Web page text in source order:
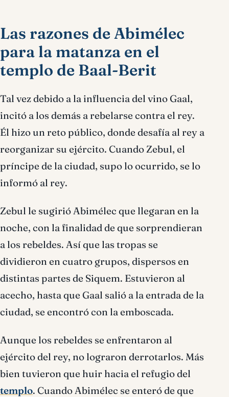
Las razones de Abimélec
para la matanza en el
templo de Baal-Berit
Tal vez debido a la influencia del vino Gaal,
incitó a los demás a rebelarse contra el rey.
Él hizo un reto público, donde desafía al rey a
reorganizar su ejército. Cuando Zebul, el
príncipe de la ciudad, supo lo ocurrido, se lo
informó al rey.
Zebul le sugirió Abimélec que llegaran en la
noche, con la finalidad de que sorprendieran
a los rebeldes. Así que las tropas se
dividieron en cuatro grupos, dispersos en
distintas partes de Siquem. Estuvieron al
acecho, hasta que Gaal salió a la entrada de la
ciudad, se encontró con la emboscada.
Aunque los rebeldes se enfrentaron al
ejército del rey, no lograron derrotarlos. Más
bien tuvieron que huir hacia el refugio del
templo. Cuando Abimélec se enteró de que